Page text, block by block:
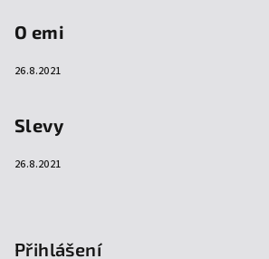
O emi
26.8.2021
Slevy
26.8.2021
Přihlášení